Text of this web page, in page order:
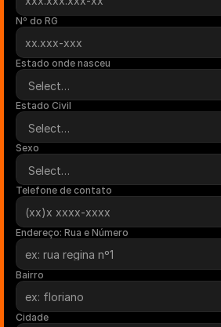
Nº do RG
Estado onde nasceu
Estado Civil
Sexo
Telefone de contato
Endereço: Rua e Número
Bairro
Cidade